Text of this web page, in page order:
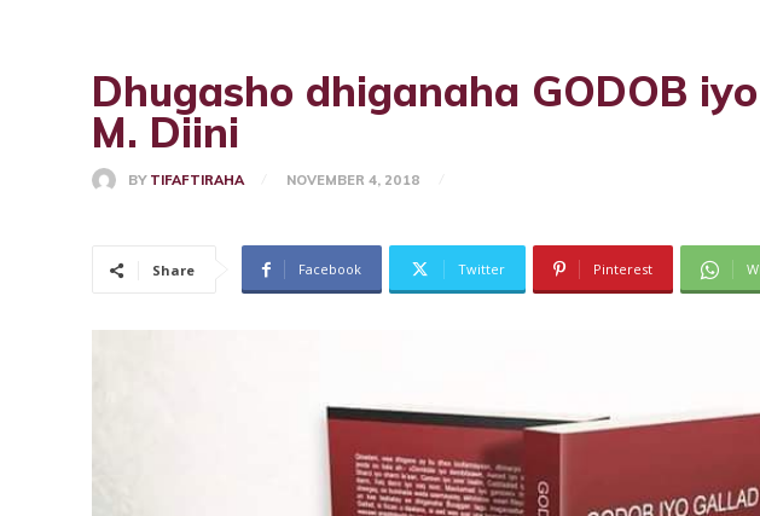
Dhugasho dhiganaha GODOB
M. Diini
BY TIFAFTIRAHA NOVEMBER 4, 2018
Share Facebook Twitter Pinterest